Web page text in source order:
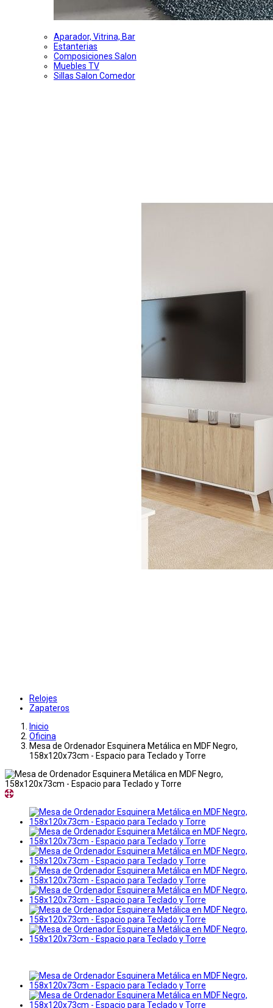
Aparador, Vitrina, Bar
Estanterias
Composiciones Salon
Muebles TV
Sillas Salon Comedor
Relojes
Zapateros
Inicio
Oficina
Mesa de Ordenador Esquinera Metálica en MDF Negro,
158x120x73cm - Espacio para Teclado y Torre